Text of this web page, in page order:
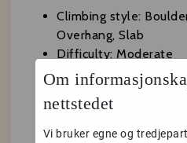
Climbing style:
Overhang, Slab
Difficulty: Moderate
Size: Giga
Material: Fiberglas
Collection Illusion:
Brand: Illusion
Om
nettstedet
Vi bruker egne og